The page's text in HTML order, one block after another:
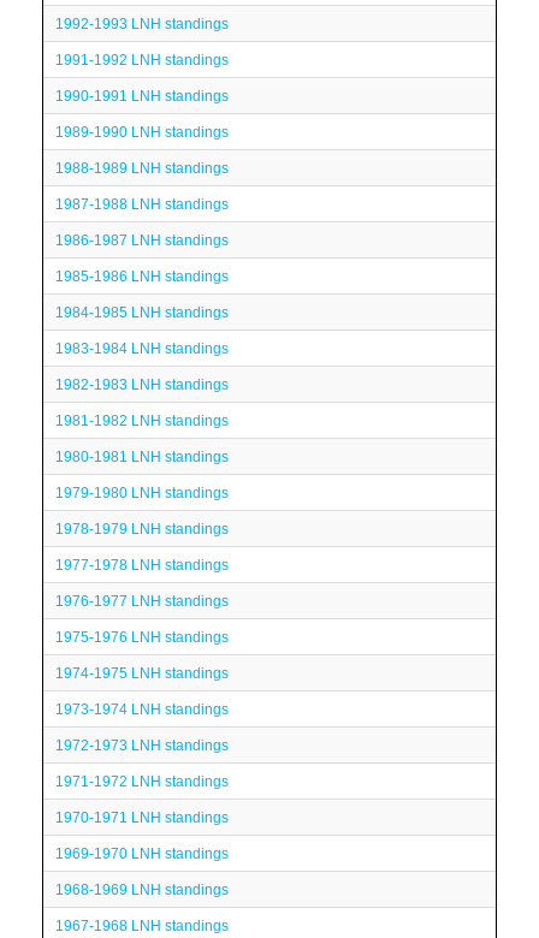
1992-1993 LNH standings
1991-1992 LNH standings
1990-1991 LNH standings
1989-1990 LNH standings
1988-1989 LNH standings
1987-1988 LNH standings
1986-1987 LNH standings
1985-1986 LNH standings
1984-1985 LNH standings
1983-1984 LNH standings
1982-1983 LNH standings
1981-1982 LNH standings
1980-1981 LNH standings
1979-1980 LNH standings
1978-1979 LNH standings
1977-1978 LNH standings
1976-1977 LNH standings
1975-1976 LNH standings
1974-1975 LNH standings
1973-1974 LNH standings
1972-1973 LNH standings
1971-1972 LNH standings
1970-1971 LNH standings
1969-1970 LNH standings
1968-1969 LNH standings
1967-1968 LNH standings